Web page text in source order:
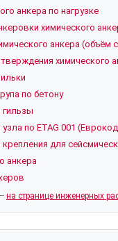
анкера по нагрузке
химического
анкера (объём
химического
по бетону
по ETAG 001
крепления для
анкера
на странице инженерных